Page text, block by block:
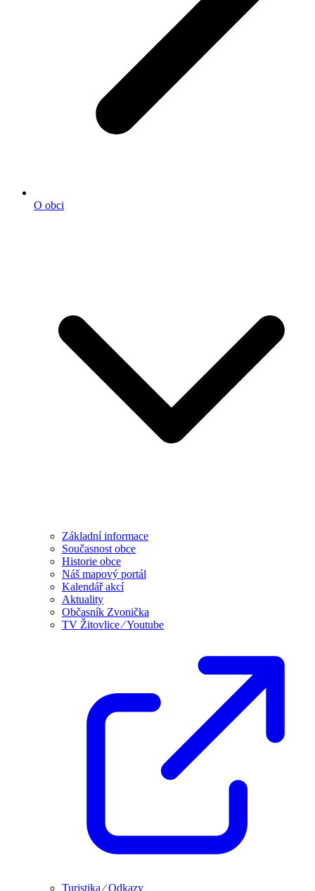
O obci
Základní informace
Současnost obce
Historie obce
Náš mapový portál
Kalendář akcí
Aktuality
Občasník Zvonička
TV Žitovlice ⁄ Youtube
Turistika ⁄ Odkazy